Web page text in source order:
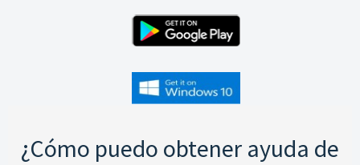
¿Cómo puedo obtener ayuda de